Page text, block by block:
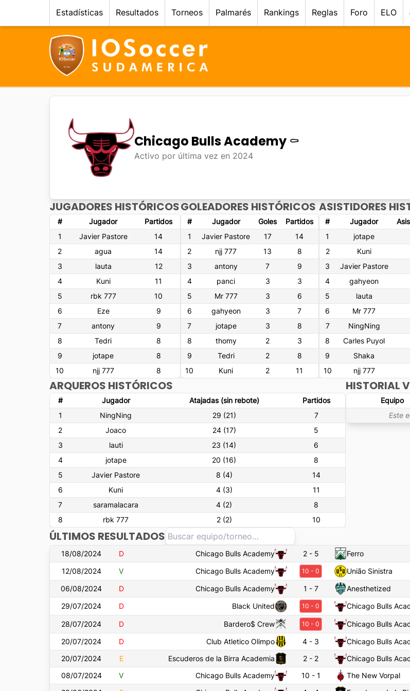
Estadísticas Resultados Torneos Palmarés Rankings Reglas Foro ELO
Chicago Bulls Academy ⚰️
Activo por última vez en 2024
JUGADORES HISTÓRICOS
# Jugador
Partidos
1
Javier Pastore
14
2
agua
14
3
lauta
12
4
Kuni
11
5
rbk 777
10
6
Eze
9
7
antony
9
8
Tedri
8
9
jotape
8
10
njj 777 8
GOLEADORES HISTÓRICOS
# Jugador Goles
Partidos
1
Javier Pastore 17
14
2
njj 777 13
8
3
antony 7
9
4
panci 3
3
5
Mr 777 3
6
6
gahyeon 3
7
7
jotape 3
8
8
thomy 2
3
9
Tedri 2
8
10
Kuni 2 11
ASISTIDORES
# Jugador
1
jotape
2
Kuni
3
Javier Pastore
4
gahyeon
5
lauta
6
Mr 777
7
NingNing
8
Carles Puyol
9
Shaka
10
njj 777
ARQUEROS HISTÓRICOS
# Jugador Atajadas (sin rebote)
Partidos
1
NingNing 29 (21)
7
2
Joaco 24(17)
5
3
lauti 23 (14)
6
4
jotape 20 (16)
8
5
Javier Pastore 8 (4)
14
6
Kuni 4(3)
11
7
saramalacara 4 (2)
8
8
rbk 777 2(2) 10
HISTORIAL
Equipo
Este
ÚLTIMOS RESULTADOS
18/08/2024 D Chicago Bulls Academy 2- 5 Ferro
12/08/2024
V Chicago Bulls Academy 10 - 0 União Sinistra
06/08/2024
D Chicago Bulls Academy 1 - 7 Anesthetized
29/07/2024
D Black United 10 - 0 Chicago Bulls
28/07/2024 D Bardero$ Crew 10 - 0 Chicago Bulls
20/07/2024
D Club Atletico Olimpo 4 - 3 Chicago Bulls
20/07/2024
E Escuderos de la Birra Academia 2 - 2 Chicago Bulls
08/07/2024
V Chicago Bulls Academy 10 - 1 The New Vorpal